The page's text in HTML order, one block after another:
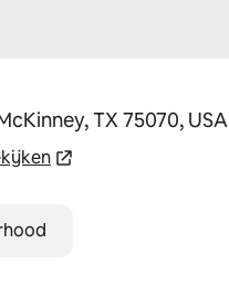
TX 75070, USA